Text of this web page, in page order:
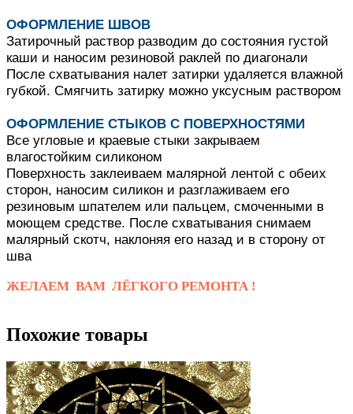
ОФОРМЛЕНИЕ ШВОВ
Затирочный раствор разводим до состояния густой
каши и наносим резиновой раклей по диагонали
После схватывания налет затирки удаляется влажной
губкой. Смягчить затирку можно уксусным раствором
ОФОРМЛЕНИЕ СТЫКОВ С ПОВЕРХНОСТЯМИ
Все угловые и краевые стыки закрываем
влагостойким силиконом
Поверхность заклеиваем малярной лентой с обеих
сторон, наносим силикон и разглаживаем его
резиновым шпателем или пальцем, смоченными в
моющем средстве. После схватывания снимаем
малярный скотч, наклоняя его назад и в сторону от
шва
ЖЕЛАЕМ ВАМ ЛЁГКОГО РЕМОНТА !
Похожие товары